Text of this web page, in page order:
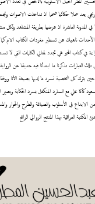
يعد عملا حكائيا ضخما اذ تداخلت الاصوات
في المدونة العاشرة اذ عرضها بطريقة المشاهد
في كتاب المحو هي تجدد لمعاني الكلمات التي لا
المتجدد.. ص49. في تلك العبارات تذكرنا ما ابتدأنا فيه حديثنا عن
حين يترك كل شخصية تسرد ما لديها بصيغة الأنا
كاكا علي مع السارد المتكفل بسرد الحكاية وبصير
الابداع في الأسلوب والصياغة والطرح والحوار
العراقية بهذا المنتج الروائي الرائع